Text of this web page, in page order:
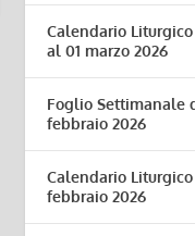
Calendario
al 01 marzo 2026
Foglio Settimanale
febbraio 2026
Calendario
febbraio 2026